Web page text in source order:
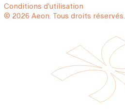
Conditions d'utilisation
© 2026 Aeon. Tous droits réservés.